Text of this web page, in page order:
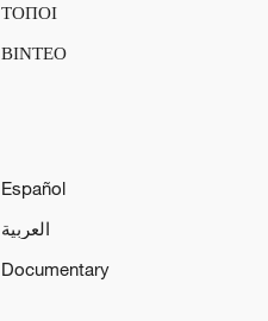
ΤΟΠΟΙ
ΒΙΝΤΕΟ
Español
العربية
Documentary